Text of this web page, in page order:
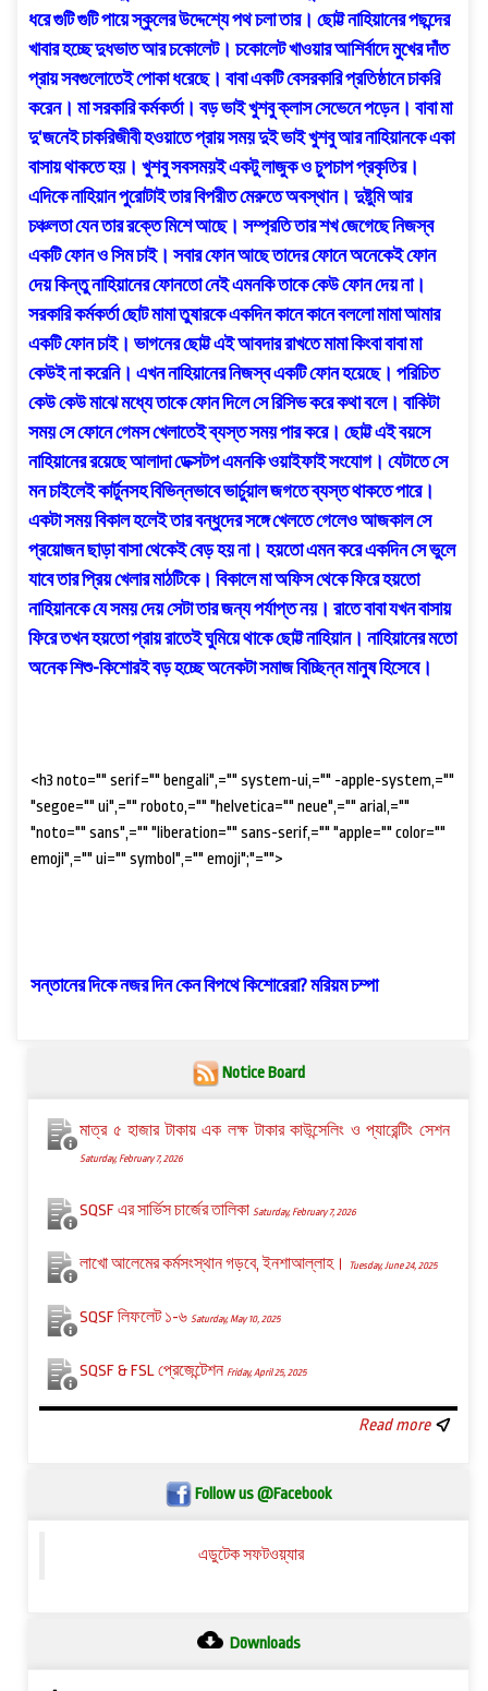
ধরে গুটি গুটি পায়ে স্কুলের উদ্দেশ্যে পথ চলা তার। ছোট্ট নাহিয়ানের পছন্দের
খাবার হচ্ছে দুধভাত আর চকোলেট। চকোলেট খাওয়ার আশির্বাদে মুখের দাঁত
প্রায় সবগুলোতেই পোকা ধরেছে। বাবা একটি বেসরকারি প্রতিষ্ঠানে চাকরি
করেন। মা সরকারি কর্মকর্তা। বড় ভাই খুশবু ক্লাস সেভেনে পড়েন। বাবা মা
দু’জনেই চাকরিজীবী হওয়াতে প্রায় সময় দুই ভাই খুশবু আর নাহিয়ানকে একা
বাসায় থাকতে হয়। খুশবু সবসময়ই একটু লাজুক ও চুপচাপ প্রকৃতির।
এদিকে নাহিয়ান পুরোটাই তার বিপরীত মেরুতে অবস্থান। দুষ্টুমি আর
চঞ্চলতা যেন তার রক্তে মিশে আছে। সম্প্রতি তার শখ জেগেছে নিজস্ব
একটি ফোন ও সিম চাই। সবার ফোন আছে তাদের ফোনে অনেকেই ফোন
দেয় কিন্তু নাহিয়ানের ফোনতো নেই এমনকি তাকে কেউ ফোন দেয় না।
সরকারি কর্মকর্তা ছোট মামা তুষারকে একদিন কানে কানে বললো মামা আমার
একটি ফোন চাই। ভাগনের ছোট্ট এই আবদার রাখতে মামা কিংবা বাবা মা
কেউই না করেনি। এখন নাহিয়ানের নিজস্ব একটি ফোন হয়েছে। পরিচিত
কেউ কেউ মাঝে মধ্যে তাকে ফোন দিলে সে রিসিভ করে কথা বলে। বাকিটা
সময় সে ফোনে গেমস খেলাতেই ব্যস্ত সময় পার করে। ছোট্ট এই বয়সে
নাহিয়ানের রয়েছে আলাদা ডেক্সটপ এমনকি ওয়াইফাই সংযোগ। যেটাতে সে
মন চাইলেই কার্টুনসহ বিভিন্নভাবে ভার্চুয়াল জগতে ব্যস্ত থাকতে পারে।
একটা সময় বিকাল হলেই তার বন্ধুদের সঙ্গে খেলতে গেলেও আজকাল সে
প্রয়োজন ছাড়া বাসা থেকেই বেড় হয় না। হয়তো এমন করে একদিন সে ভুলে
যাবে তার প্রিয় খেলার মাঠটিকে। বিকালে মা অফিস থেকে ফিরে হয়তো
নাহিয়ানকে যে সময় দেয় সেটা তার জন্য পর্যাপ্ত নয়। রাতে বাবা যখন বাসায়
ফিরে তখন হয়তো প্রায় রাতেই ঘুমিয়ে থাকে ছোট্ট নাহিয়ান। নাহিয়ানের মতো
অনেক শিশু-কিশোরই বড় হচ্ছে অনেকটা সমাজ বিচ্ছিন্ন মানুষ হিসেবে।
<h3 noto="" serif="" bengali",="" system-ui,="" -apple-system,=""
"segoe="" ui",="" roboto,="" "helvetica="" neue",="" arial,=""
"noto="" sans",="" "liberation="" sans-serif,="" "apple="" color=""
emoji",="" ui="" symbol",="" emoji";"="">
সন্তানের দিকে নজর দিন কেন বিপথে কিশোরেরা?মরিয়ম চম্পা
Notice Board
মাত্র ৫ হাজার টাকায় এক লক্ষ টাকার কাউন্সেলিং ও প্যারেন্টিং সেশন
Saturday, February 7, 2026
SQSF এর সার্ভিস চার্জের তালিকা Saturday, February 7, 2026
লাখো আলেমের কর্মসংস্থান গড়বে, ইনশাআল্লাহ। Tuesday, June 24, 2025
SQSF লিফলেট ১-৬ Saturday, May 10, 2025
SQSF & FSL প্রেজেন্টেশন Friday, April 25, 2025
Read more
Follow us @Facebook
এডুটেক সফটওয়্যার
Downloads